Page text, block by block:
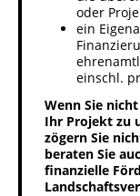
oder
ein
einschl.
Wenn Sie
Ihr Projekt zu
zögern Sie
beraten Sie
finanzielle